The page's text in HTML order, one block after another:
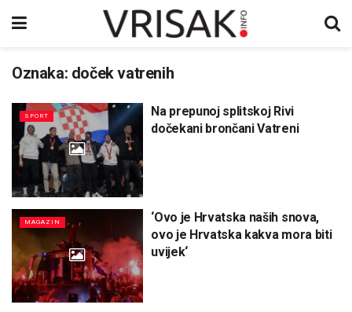
Oznaka: doček vatrenih
SPORT
Na prepunoj splitskoj Rivi
dočekani brončani Vatreni
MAGAZIN
‘Ovo je Hrvatska naših snova,
ovo je Hrvatska kakva mora biti
uvijek‘